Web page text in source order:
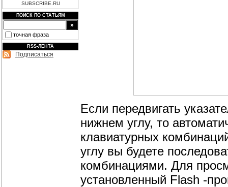
SUBSCRIBE.RU
ПОИСК ПО СТАТЬЯМ
точная фраза
RSS-ЛЕНТА
Подписаться
Если передвигать
нижнем углу, то
клавиатурных
углу вы будете
комбинациями. Для
установленный Flash -